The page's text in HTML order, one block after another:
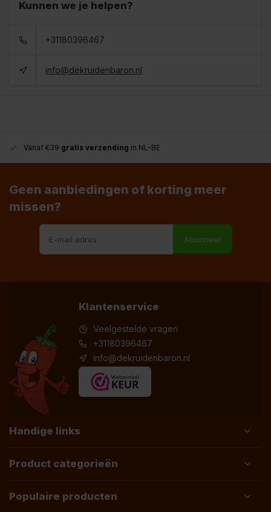
Kunnen we je helpen?
+31180396467
info@dekruidenbaron.nl
Vanaf €39 gratis verzending in NL-BE
Geen aanbiedingen of korting meer
missen?
Abonneer
Klantenservice
Veelgestelde vragen
+31180396467
info@dekruidenbaron.nl
Handige links
Product categorieën
Populaire producten